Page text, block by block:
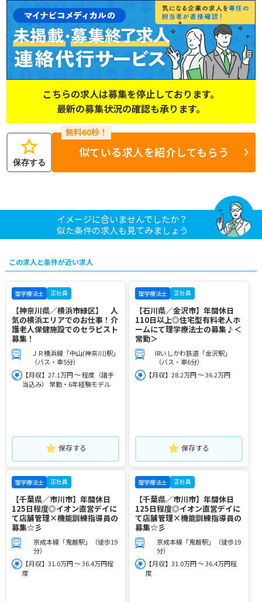
こちらの求人は募集を停止しております。
最新の募集状況の確認も承ります。
star
保存する
似ている求人を紹介してもらう
イメージに合いませんでしたか？
似た条件の求人も見てみましょう
この求人と条件が近い求人
理学療法士 正社員
【神奈川県／横浜市緑区】 人
気の横浜エリアでのお仕事！介
護老人保健施設でのセラピスト
募集！
ＪＲ横浜線「中山(神奈川)駅」
（バス・車5分）
【月収】27.1万円 ～ 程度（諸手
当込み） 常勤・6年経験モデル
保存する
理学療法士 正社員
【石川県／金沢市】年間休日
110日以上◎住宅型有料老人ホ
ームにて理学療法士の募集♪＜
常勤＞
IRいしかわ鉄道「金沢駅」
（バス・車6分）
【月収】28.2万円 ～ 36.2万円
保存する
理学療法士 正社員
【千葉県／市川市】年間休日
125日程度◎イオン直営デイに
て店舗管理×機能訓練指導員の
募集☆彡
京成本線「鬼越駅」（徒歩19
分）
【月収】31.0万円 ～ 36.4万円程
度
理学療法士 正社員
【千葉県／市川市】年間休日
125日程度◎イオン直営デイに
て店舗管理×機能訓練指導員の
募集☆彡
京成本線「鬼越駅」（徒歩19
分）
【月収】31.0万円 ～ 36.4万円程
度